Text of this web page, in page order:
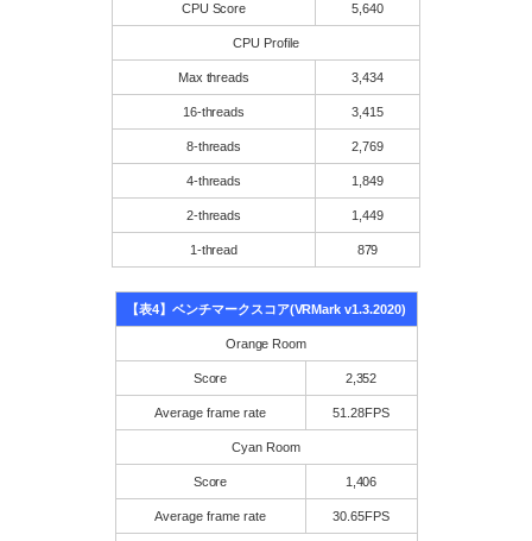
CPU Score 5,640
CPU Profile
Max threads 3,434
16-threads 3,415
8-threads 2,769
4-threads 1,849
2-threads 1,449
1-thread 879
【表4】ベンチマークスコア(VRMark v1.3.2020)
Orange Room
Score 2,352
Average frame rate 51.28FPS
Cyan Room
Score 1,406
Average frame rate 30.65FPS